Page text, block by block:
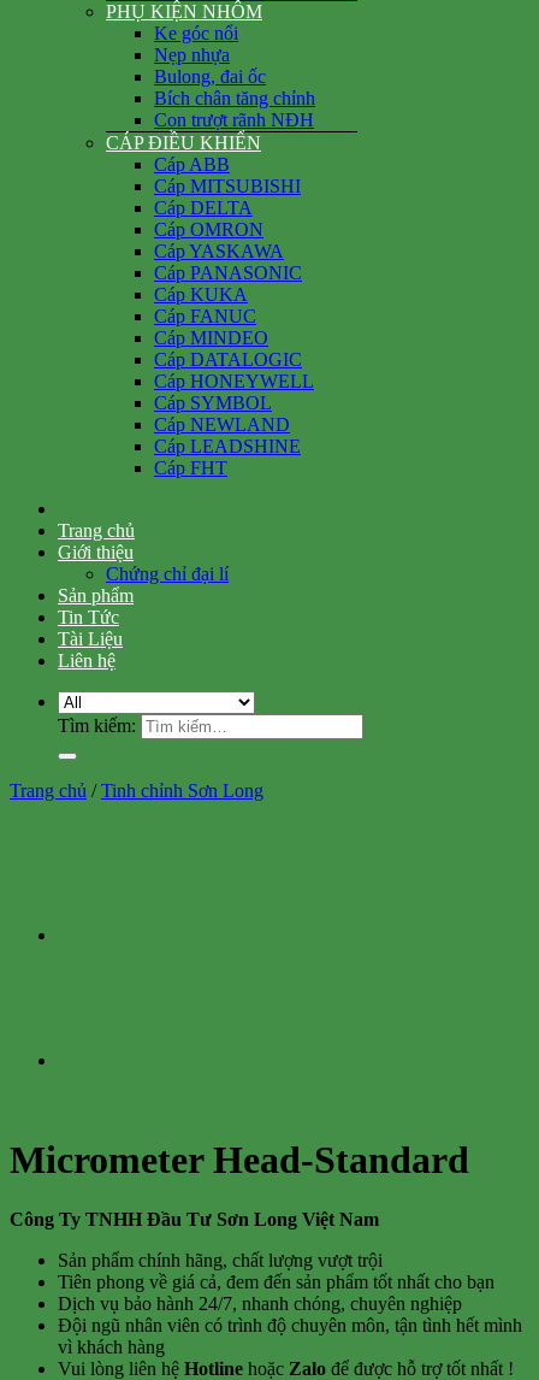
PHỤ KIỆN NHÔM
Ke góc nổi
Nẹp nhựa
Bulong, đai ốc
Bích chân tăng chỉnh
Con trượt rãnh NĐH
CÁP ĐIỀU KHIỂN
Cáp ABB
Cáp MITSUBISHI
Cáp DELTA
Cáp OMRON
Cáp YASKAWA
Cáp PANASONIC
Cáp KUKA
Cáp FANUC
Cáp MINDEO
Cáp DATALOGIC
Cáp HONEYWELL
Cáp SYMBOL
Cáp NEWLAND
Cáp LEADSHINE
Cáp FHT
Trang chủ
Giới thiệu
Chứng chỉ đại lí
Sản phẩm
Tin Tức
Tài Liệu
Liên hệ
Tìm kiếm:
Trang chủ / Tinh chỉnh Sơn Long
Micrometer Head-Standard
Công Ty TNHH Đầu Tư Sơn Long Việt Nam
Sản phẩm chính hãng, chất lượng vượt trội
Tiên phong về giá cả, đem đến sản phẩm tốt nhất cho bạn
Dịch vụ bảo hành 24/7, nhanh chóng, chuyên nghiệp
Đội ngũ nhân viên có trình độ chuyên môn, tận tình hết mình
vì khách hàng
Vui lòng liên hệ Hotline hoặc Zalo để được hỗ trợ tốt nhất !